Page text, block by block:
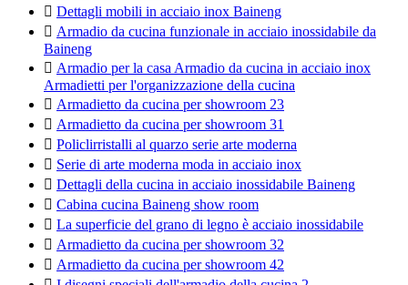
 Dettagli mobili in acciaio inox Baineng
 Armadio da cucina funzionale in acciaio inossidabile da
Baineng
 Armadio per la casa Armadio da cucina in acciaio inox
Armadietti per l'organizzazione della cucina
 Armadietto da cucina per showroom 23
 Armadietto da cucina per showroom 31
 Policlirristalli al quarzo serie arte moderna
 Serie di arte moderna moda in acciaio inox
 Dettagli della cucina in acciaio inossidabile Baineng
 Cabina cucina Baineng show room
 La superficie del grano di legno è acciaio inossidabile
 Armadietto da cucina per showroom 32
 Armadietto da cucina per showroom 42